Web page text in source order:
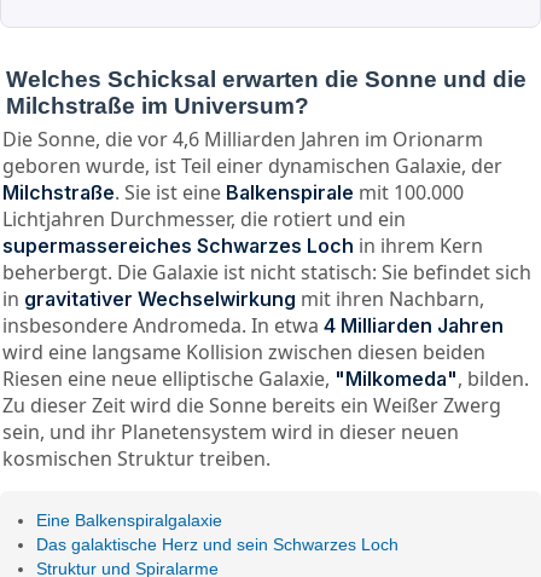
Welches Schicksal erwarten die Sonne und die
Milchstraße im Universum?
Die Sonne, die vor 4,6 Milliarden Jahren im Orionarm
geboren wurde, ist Teil einer dynamischen Galaxie, der
Milchstraße. Sie ist eine Balkenspirale mit 100.000
Lichtjahren Durchmesser, die rotiert und ein
supermassereiches Schwarzes Loch in ihrem Kern
beherbergt. Die Galaxie ist nicht statisch: Sie befindet sich
in gravitativer Wechselwirkung mit ihren Nachbarn,
insbesondere Andromeda. In etwa 4 Milliarden Jahren
wird eine langsame Kollision zwischen diesen beiden
Riesen eine neue elliptische Galaxie, "Milkomeda", bilden.
Zu dieser Zeit wird die Sonne bereits ein Weißer Zwerg
sein, und ihr Planetensystem wird in dieser neuen
kosmischen Struktur treiben.
Eine Balkenspiralgalaxie
Das galaktische Herz und sein Schwarzes Loch
Struktur und Spiralarme